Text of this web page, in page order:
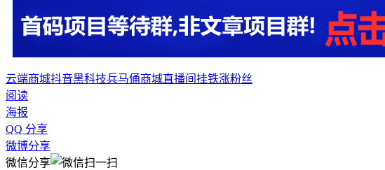
云端商城抖音黑科技兵马俑商城直播间挂铁涨粉丝
阅读
海报
QQ 分享
微博分享
微信分享